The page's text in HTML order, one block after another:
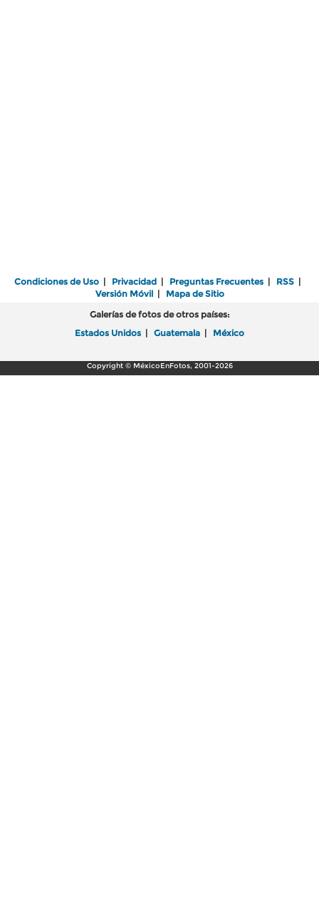
Condiciones de Uso | Privacidad | Preguntas Frecuentes | RSS |
Versión Móvil| Mapa de Sitio
Galerías de fotos de otros países:
Estados Unidos | Guatemala | México
Copyright © MéxicoEnFotos, 2001-2026